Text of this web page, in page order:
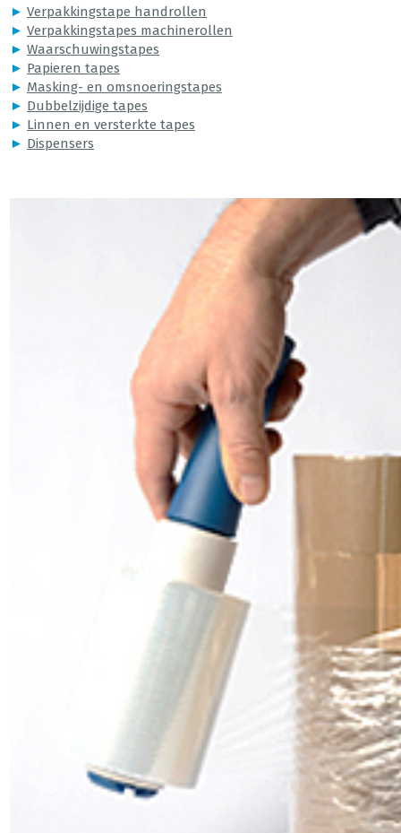
► Verpakkingstape handrollen
► Verpakkingstapes machinerollen
► Waarschuwingstapes
► Papieren tapes
► Masking- en omsnoeringstapes
► Dubbelzijdige tapes
► Linnen en versterkte tapes
► Dispensers